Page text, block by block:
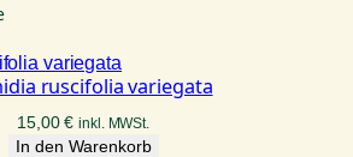
ruscifolia variegata
15,00€ inkl. MWSt.
In den Warenkorb